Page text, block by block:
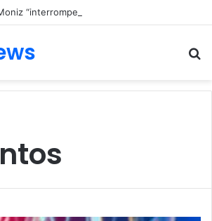
“interrompe” confessionário